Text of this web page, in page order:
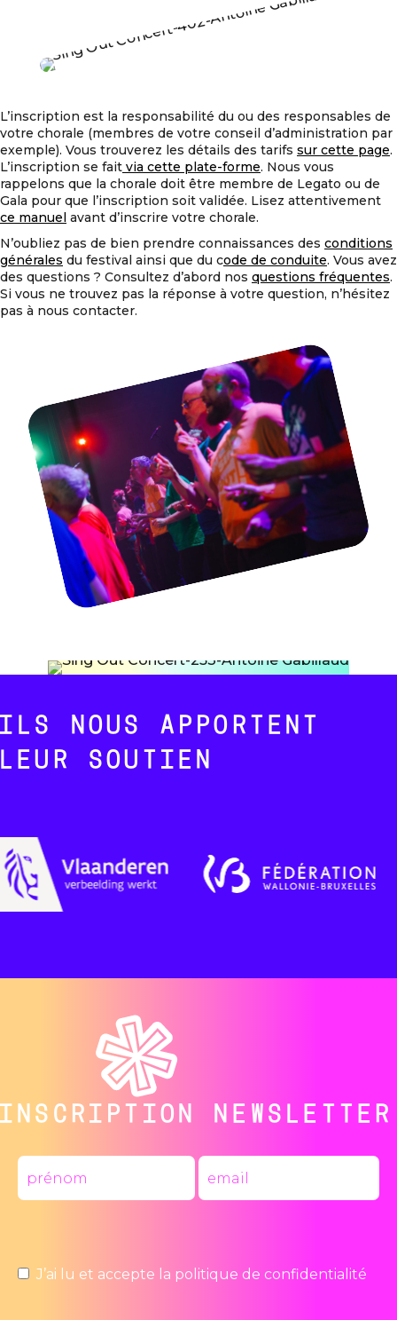
L’inscription est la responsabilité du ou des responsables de
votre chorale (membres de votre conseil d’administration par
exemple). Vous trouverez les détails des tarifs sur cette page.
L’inscription se fait via cette plate-forme. Nous vous
rappelons que la chorale doit être membre de Legato ou de
Gala pour que l’inscription soit validée. Lisez attentivement
ce manuel avant d’inscrire votre chorale.
N’oubliez pas de bien prendre connaissances des conditions
générales du festival ainsi que du code de conduite. Vous avez
des questions ? Consultez d’abord nos questions fréquentes.
Si vous ne trouvez pas la réponse à votre question, n’hésitez
pas à nous contacter.
ILS NOUS APPORTENT
LEUR SOUTIEN
INSCRIPTION NEWSLETTER
J’ai lu et accepte la politique de confidentialité